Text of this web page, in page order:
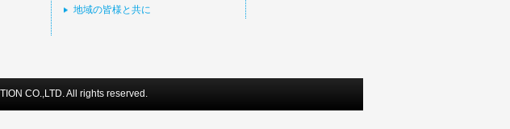
地域の皆様と共に
CO.,LTD. All rights reserved.